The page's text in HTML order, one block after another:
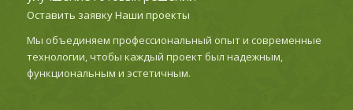
Оставить заявкуНаши проекты
Мы объединяем профессиональный опыт и современные
технологии, чтобы каждый проект был надежным,
функциональным и эстетичным.